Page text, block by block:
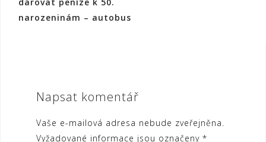
pro
příspěvek
narozeninám – autobus
Napsat komentář
Vaše e-mailová adresa nebude zveřejněna.
Vyžadované informace jsou označeny *